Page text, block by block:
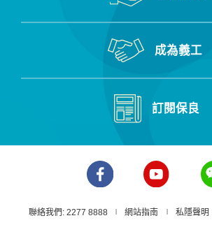
成為義工
訂閱保良
聯絡我們: 2277 8888 網站指南 私隱聲明